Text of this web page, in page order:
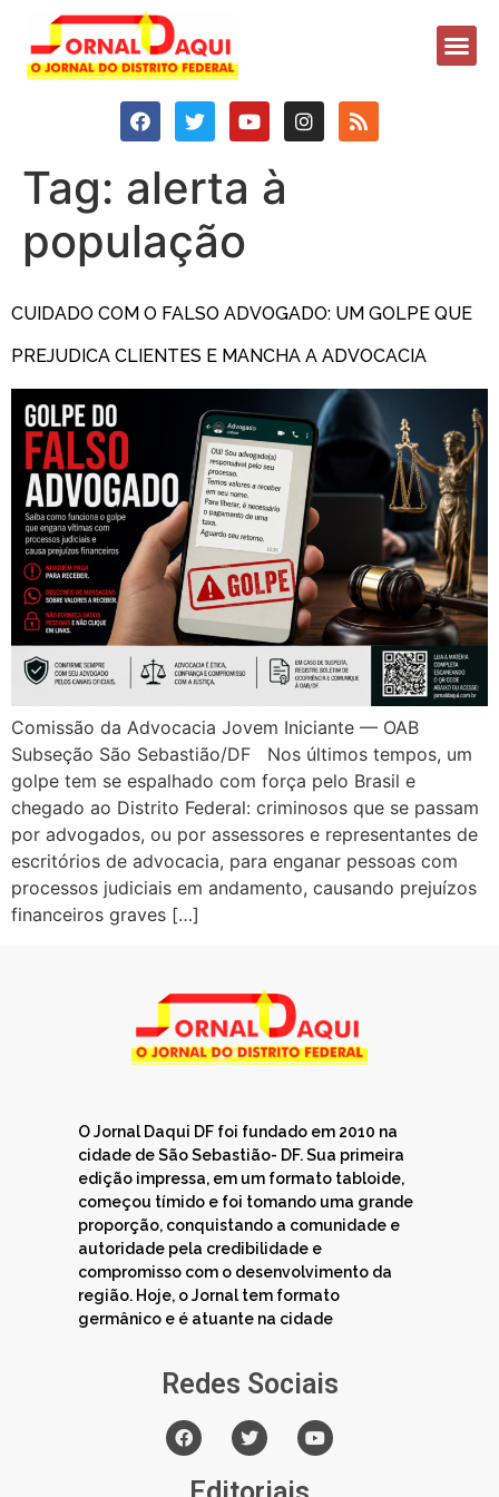
Tag: alerta à
população
CUIDADO COM O FALSO ADVOGADO: UM GOLPE QUE
PREJUDICA CLIENTES E MANCHA A ADVOCACIA
Comissão da Advocacia Jovem Iniciante — OAB
Subseção São Sebastião/DF Nos últimos tempos, um
golpe tem se espalhado com força pelo Brasil e
chegado ao Distrito Federal: criminosos que se passam
por advogados, ou por assessores e representantes de
escritórios de advocacia, para enganar pessoas com
processos judiciais em andamento, causando prejuízos
financeiros graves […]
O Jornal Daqui DF foi fundado em 2010 na
cidade de São Sebastião- DF. Sua primeira
edição impressa, em um formato tabloide,
começou tímido e foi tomando uma grande
proporção, conquistando a comunidade e
autoridade pela credibilidade e
compromisso com o desenvolvimento da
região. Hoje, o Jornal tem formato
germânico e é atuante na cidade
Redes Sociais